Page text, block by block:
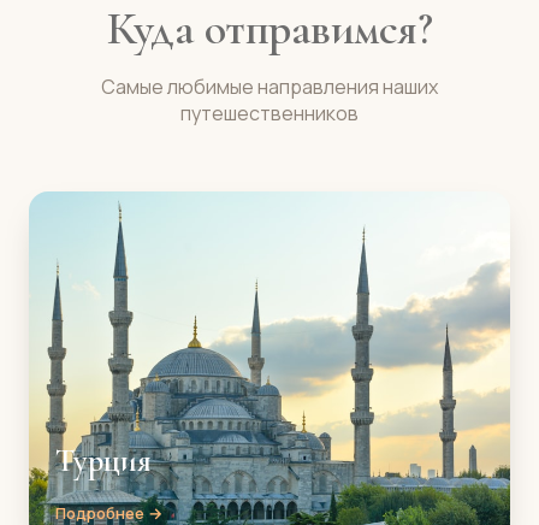
Куда отправимся?
Самые любимые направления наших
путешественников
Турция
Подробнее →